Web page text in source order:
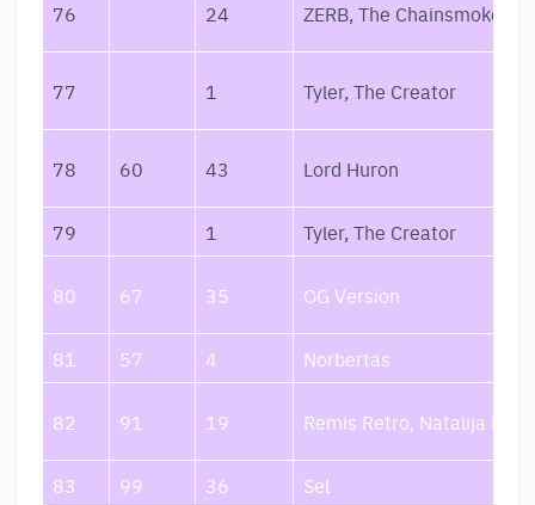
76 24 ZERB, The Chainsmokers
77 1 Tyler, The Creator
78 60 43 Lord Huron
79 1 Tyler, The Creator
80 67 35 OG Version
81 57 4 Norbertas
82 91 19 Remis Retro, Natalija
83 99 36
Sel